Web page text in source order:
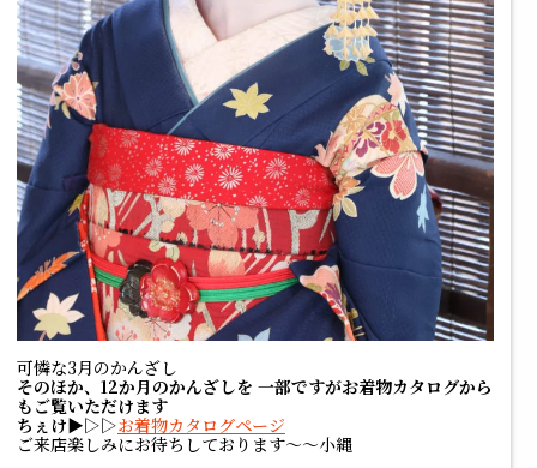
可憐な3月のかんざし
そのほか、12か月のかんざしを 一部ですがお着物カタログから
もご覧いただけます
ちぇけ▶▷▷お着物カタログページ
ご来店楽しみにお待ちしております～～小縄